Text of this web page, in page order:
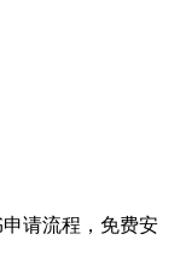
请流程，免费安